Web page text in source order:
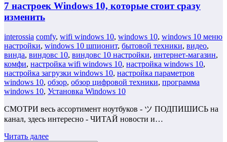
7 настроек Windows 10, которые стоит сразу
изменить
interossia comfy, wifi windows 10, windows 10, windows 10 меню
настройки, windows 10 шпионит, бытовой техники, видео,
винда, виндовс 10, виндовс 10 настройки, интернет-магазин,
комфи, настройка wifi windows 10, настройка windows 10,
настройка загрузки windows 10, настройка параметров
windows 10, обзор, обзор цифровой техники, программа
windows 10, Установка Windows 10
СМОТРИ весь ассортимент ноутбуков - ツ ПОДПИШИСЬ на
канал, здесь интересно - ЧИТАЙ новости и…
Читать далее